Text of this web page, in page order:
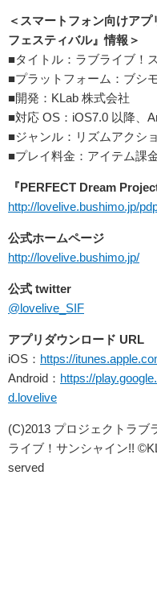
＜スマートフォン向けア
フェスティバル』情報＞
■タイトル：ラブライブ！
■プラットフォーム：ブシ
■開発：KLab 株式会社
■対応 OS：iOS7.0 以降、
■ジャンル：リズムアクシ
■プレイ料金：アイテム課
『PERFECT Dream
http://lovelive.bushimo.jp/
公式ホームページ
http://lovelive.bushimo.jp/
公式 twitter
@lovelive_SIF
アプリダウンロード URL
iOS： https://
Android： https://
d.lovelive
(C)2013 プロジェクトラブ
ライブ！サンシャイン!!
served